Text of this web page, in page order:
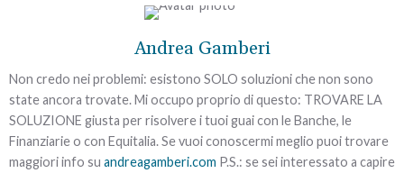
Andrea Gamberi
Non credo nei problemi: esistono SOLO soluzioni che non sono
state ancora trovate. Mi occupo proprio di questo: TROVARE LA
SOLUZIONE giusta per risolvere i tuoi guai con le Banche, le
Finanziarie o con Equitalia. Se vuoi conoscermi meglio puoi trovare
maggiori info su andreagamberi.com P.S.: se sei interessato a capire